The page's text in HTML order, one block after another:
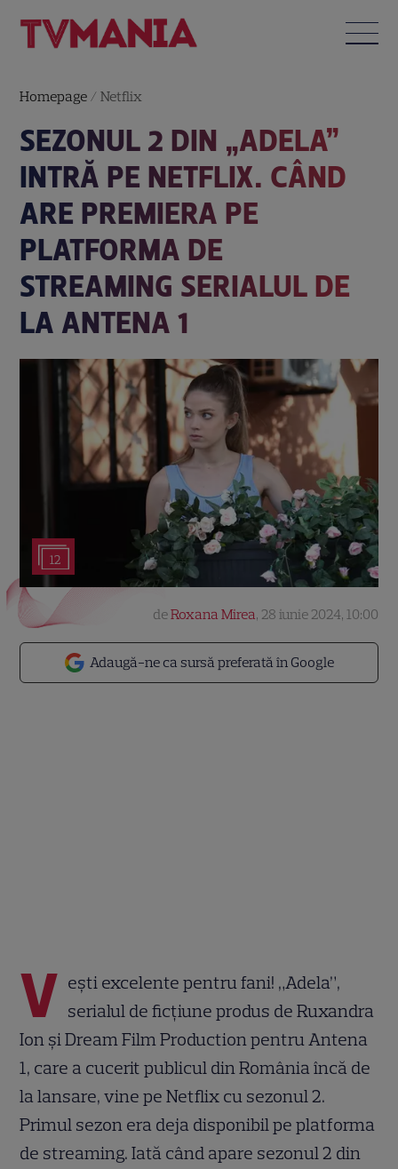
Homepage /Netflix
SEZONUL 2 DIN „ADELA”
INTRĂ PE NETFLIX. CÂND
ARE PREMIERA PE
PLATFORMA DE
STREAMING SERIALUL DE
LA ANTENA 1
12
Adaugă-ne ca sursă preferată în Google
deRoxana Mirea, 28 iunie 2024, 10:00
V ești excelente pentru fani! „Adela”,
serialul de ficţiune produs de Ruxandra
Ion şi Dream Film Production pentru Antena
1, care a cucerit publicul din România încă de
la lansare, vine pe Netflix cu sezonul 2.
Primul sezon era deja disponibil pe platforma
de streaming. Iată când apare sezonul 2 din